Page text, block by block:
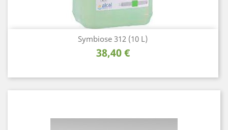
Symbiose 312 (10 L)
Prix
38,40 €